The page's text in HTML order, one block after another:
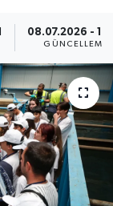
08.07.2026 -
GÜNCELLEME